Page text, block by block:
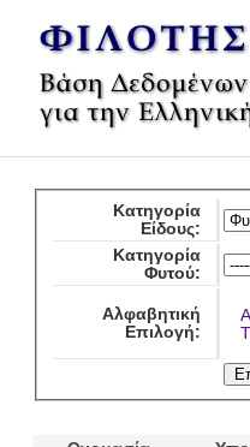
Κατηγορία
Είδους:
Κατηγορία
Φυτού:
Αλφαβητική
Επιλογή:
T